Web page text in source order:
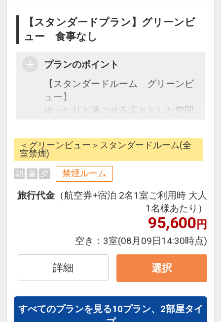
【スタンダードプラン】グリーンビ
ュー 食事なし
プランのポイント
【スタンダードルーム グリーンビ
ュー】
ゆったりと過ごせる広々とした空間
※幼児（３歳～５歳）のお子様を対
象に幼児施設使用料を設定し、朝
食・昼食・夕食（おとなの方のお食
事バイキングと同席に限る）やお子
様用スリッパをご用意しておりま
■幼児３歳～５歳（未就学児）幼児
施設使用料※おひとり/１泊あたり/
￥2,200円（税込） 全宿泊日 ※
現地にてお支払下さい。
★ホテルからのおもてなし★
・朝食券をランチバイキングへ変更
＜グリーンビュー＞スタンダードルーム(全
室禁煙)
朝 昼 夕 禁煙ルーム
旅行代金 （航空券+宿泊 2名1室ご利用時 大人
1名様あたり）
95,600円
空き： 3室(08月09日14:30時点)
詳細 選択
すべてのプランを見る10プラン、2部屋タイ